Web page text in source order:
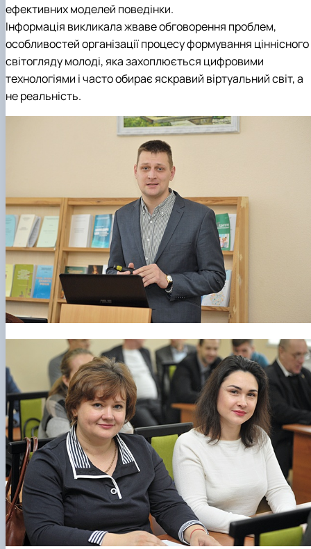
ефективних моделей поведінки.
Інформація викликала жваве обговорення проблем,
особливостей організації процесу формування ціннісного
світогляду молоді, яка захоплюється цифровими
технологіями і часто обирає яскравий віртуальний світ, а
не реальність.